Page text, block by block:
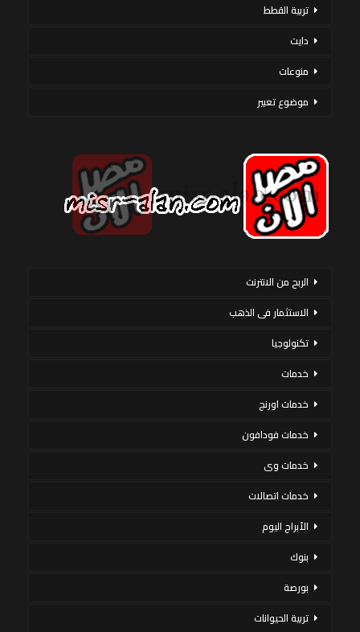
تربية القطط
دايت
منوعات
موضوع تعبير
الربح من الانترنت
الاستثمار فى الذهب
تكنولوجيا
خدمات
خدمات اورنج
خدمات فودافون
خدمات وى
خدمات اتصالات
الأبراج اليوم
بنوك
بورصة
تربية الحيوانات